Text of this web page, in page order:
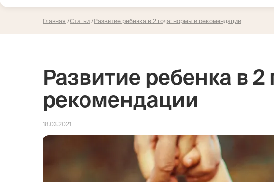
Главная Статьи Развитие ребенка в 2 года: нормы и рекомендации
Развитие ребенка в
рекомендации
18.03.2021